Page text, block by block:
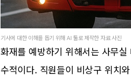
기사에 대한 이해를 돕기 위해 AI 툴로 제작한 자료 사진
화재를 예방하기 위해서는 사무
수적이다. 직원들이 비상구 위치